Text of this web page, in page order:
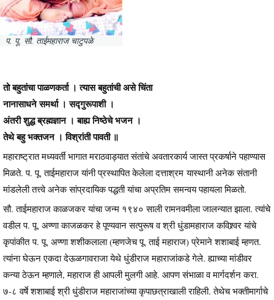
प. पू. सौ. ताईमहाराज चाटुपळे
तो बहुतांचा पाळणकर्ता । त्यास बहुतांची असे चिंता
नानासाधने समर्था । सद्गुरूपाशी ।
अंतरी शुद्ध ब्रह्मज्ञान । बाह्य निष्ठेचे भजन ।
तेथे बहु भक्तजन । विश्रांती पावती ॥
महाराष्ट्रात मध्यवर्ती भागात मराठवाड्यात संतांचे अवतारकार्य जास्त प्रकर्षाने पहाण्यास
मिळते. प. पू. ताईमहाराज यांनी प्रस्थापित केलेला दत्ताश्रम यास्थानी अनेक संतानी
मांडलेली तत्त्वे अनेक सांप्रदायिक पद्धती यांचा अप्रतिम समन्वय पहायला मिळतो.
सौ. ताईमहाराज काळजकर यांचा जन्म १९४० साली रामनवमीला जालन्यात झाला. त्यांचे
वडील प. पू. अण्णा काजळकर हे पूण्यवान सत्पुरूष व श्री धुंडामहाराज कविश्र्वर यांचे
कृपांकीत प. पू. अण्णा शशीकलाला (म्हणजेच पू. ताई महाराज) प्रेमाने शशाबाई म्हणत.
त्यांना घेऊन एकदा देऊळगावराजा येथे धुंडीराज महाराजांकडे गेले. ह्याच्या मांडीवर
कन्या ठेऊन म्हणाले, महाराज ही आपली मुलगी आहे. आपण संभाळा व मार्गदर्शन करा.
७-८ वर्षे शशाबाई श्री धुंडीराज महाराजांच्या कृपाछत्राखाली राहिली. तेथेच भक्तीमार्गाचे